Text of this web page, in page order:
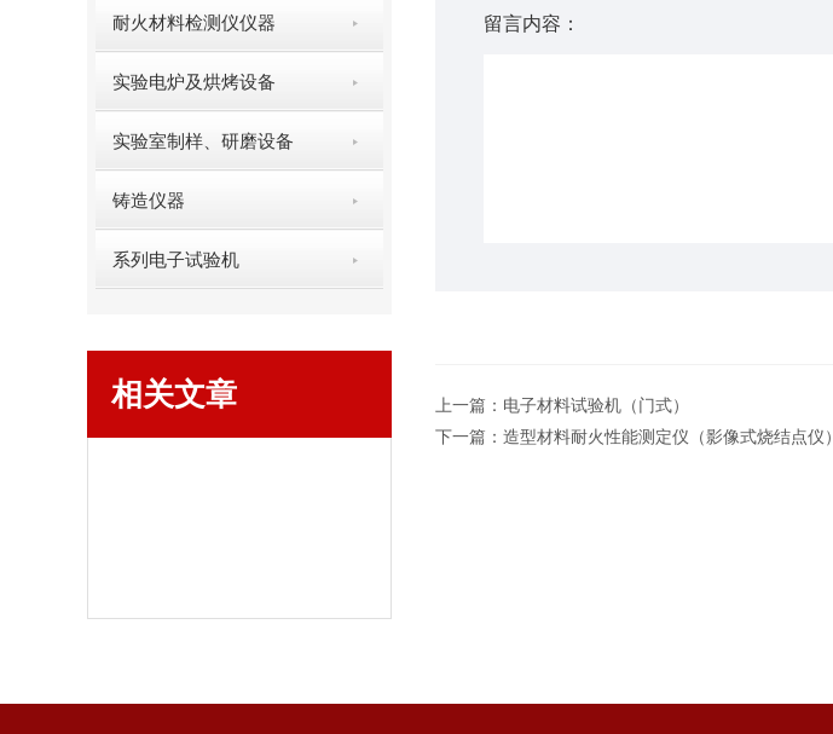
耐火材料检测仪仪器
实验电炉及烘烤设备
实验室制样、研磨设备
铸造仪器
系列电子试验机
相关文章
留言内容：
上一篇： 电子材料试验机（门式）
下一篇： 造型材料耐火性能测定仪（影像式烧结点仪）